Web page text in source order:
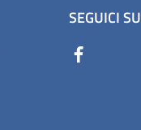
(apre in un'altra scheda).
SEGUICI SU